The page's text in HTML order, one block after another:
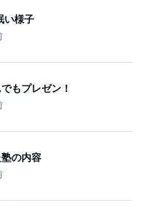
い様子
もプレゼン！
の内容